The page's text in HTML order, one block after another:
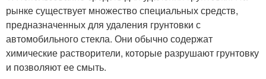
рынке существует множество специальных средств,
предназначенных для удаления грунтовки с
автомобильного стекла. Они обычно содержат
химические растворители, которые разрушают грунтовку
и позволяют ее смыть.